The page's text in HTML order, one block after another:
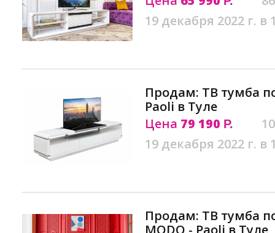
19 декабря 2022 г. в
Продам: ТВ тумба
Paoli в Туле
Цена 79 190 Р.
19 декабря 2022 г. в
Продам: ТВ тумба
MODO - Paoli в Туле